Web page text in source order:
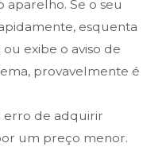
Se o seu
esquenta
exibe o aviso de
provavelmente é
erro de adquirir
um preço menor.